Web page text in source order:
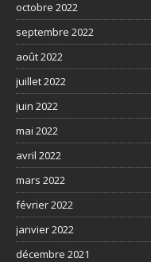
octobre 2022
septembre 2022
août 2022
juillet 2022
juin 2022
mai 2022
avril 2022
mars 2022
février 2022
janvier 2022
décembre 2021